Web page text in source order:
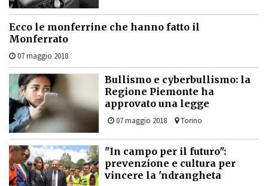
Ecco le monferrine che hanno fatto il
Monferrato
07 maggio 2018
Bullismo e cyberbullismo: la
Regione Piemonte ha
approvato una legge
07 maggio 2018 Torino
"In campo per il futuro":
prevenzione e cultura per
vincere la 'ndrangheta